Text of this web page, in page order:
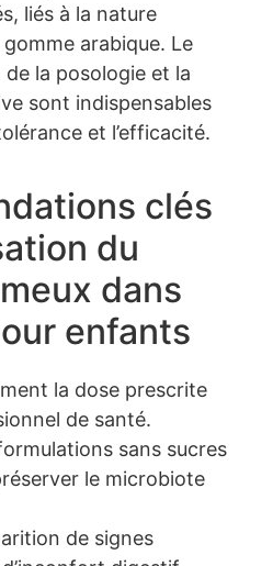
liés à la nature
arabique. Le
la posologie et la
sont indispensables
et l’efficacité.
clés
du
dans
enfants
la dose prescrite
de santé.
sans sucres
le microbiote
de signes